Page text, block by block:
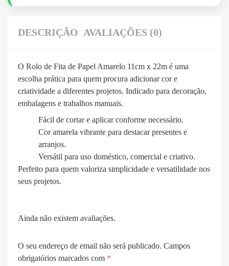
DESCRIÇÃO AVALIAÇÕES (0)
O Rolo de Fita de Papel Amarelo 11cm x 22m é uma
escolha prática para quem procura adicionar cor e
criatividade a diferentes projetos. Indicado para decoração,
embalagens e trabalhos manuais.
Fácil de cortar e aplicar conforme necessário.
Cor amarela vibrante para destacar presentes e
arranjos.
Versátil para uso doméstico, comercial e criativo.
Perfeito para quem valoriza simplicidade e versatilidade nos
seus projetos.
Ainda não existem avaliações.
O seu endereço de email não será publicado. Campos
obrigatórios marcados com *